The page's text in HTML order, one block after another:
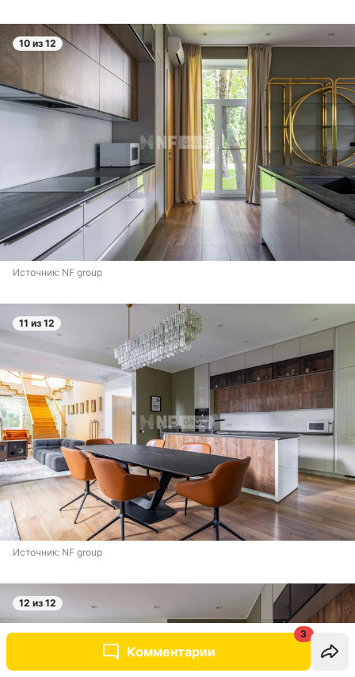
Комментарии
3
10 из 12
Источник: NF group
11 из 12
Источник: NF group
12 из 12